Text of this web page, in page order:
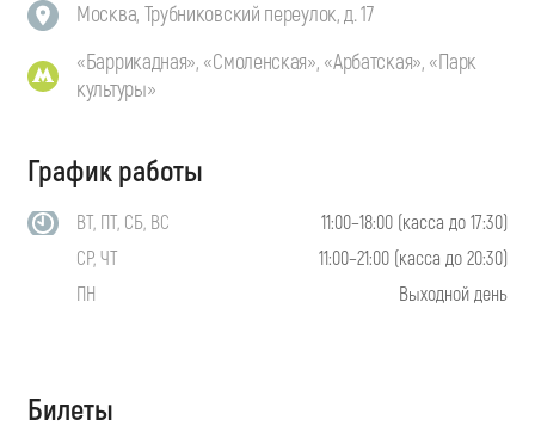
Москва, Трубниковский переулок, д. 17
«Баррикадная», «Смоленская», «Арбатская», «Парк
культуры»
График работы
ВТ, ПТ, СБ, ВС
11:00–18:00 (касса до 17:30)
СР, ЧТ
11:00–21:00 (касса до 20:30)
ПН
Выходной день
Билеты